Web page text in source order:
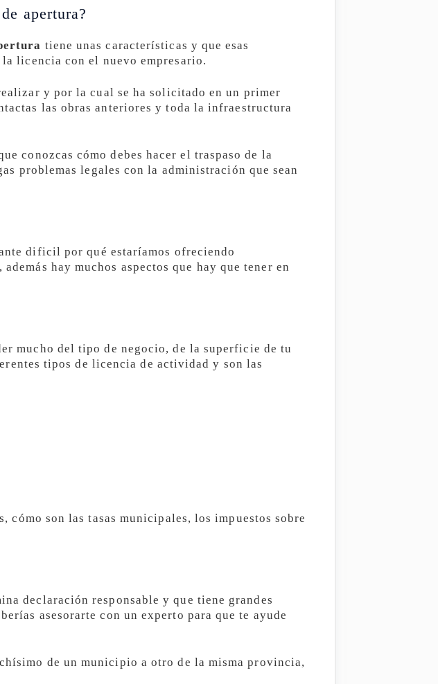
apertura?
tiene unas características y que esas
la licencia con el nuevo empresario.
y por la cual se ha solicitado en un primer
las obras anteriores y toda la infraestructura
conozcas cómo debes hacer el traspaso de la
problemas legales con la administración que sean
dificil por qué estaríamos ofreciendo
hay muchos aspectos que hay que tener en
mucho del tipo de negocio, de la superficie de tu
tipos de licencia de actividad y son las
son las tasas municipales, los impuestos sobre
declaración responsable y que tiene grandes
asesorarte con un experto para que te ayude
de un municipio a otro de la misma provincia,